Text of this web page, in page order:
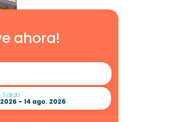
ahora!
Salida